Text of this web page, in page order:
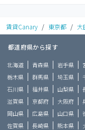
賃貸Canary / 東京都 / 大
都道府県から探す
北海道 青森県 岩手県
栃木県
群馬県 埼玉県
石川県
福井県 山梨県
滋賀県
京都府 大阪府
岡山県
広島県 山口県
佐賀県
長崎県 熊本県